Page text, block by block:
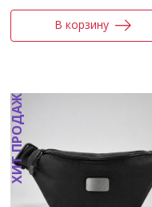
В корзину
ХИТ ПРОДАЖ